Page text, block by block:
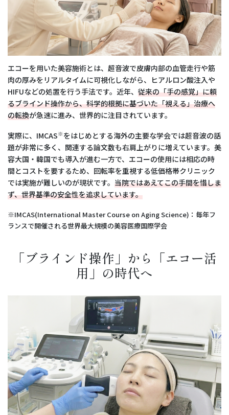
エコーを用いた美容施術とは、超音波で皮膚内部の血管走行や筋
肉の厚みをリアルタイムに可視化しながら、ヒアルロン酸注入や
HIFUなどの処置を行う手法です。近年、 従来の「手の感覚」に頼
るブラインド操作から、科学的根拠に基づいた「視える」治療へ
の転換が急速に進み、世界的に注目されています。
実際に、IMCAS※ をはじめとする海外の主要な学会では超音波の話
題が非常に多く、関連する論文数も右肩上がりに増えています。美
容大国・韓国でも導入が進む一方で、エコーの使用には相応の時
間とコストを要するため、回転率を重視する低価格帯クリニック
では実施が難しいのが現状です。 当院ではあえてこの手間を惜しま
ず、世界基準の安全性を追求しています。
※IMCAS(International Master Course on Aging Science)：毎年フ
ランスで開催される世界最大規模の美容医療国際学会
「ブラインド操作」から「エコー活
用」の時代へ